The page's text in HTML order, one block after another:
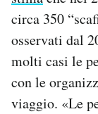
circa 350
osservati dal
molti casi le
con le
viaggio. «Le